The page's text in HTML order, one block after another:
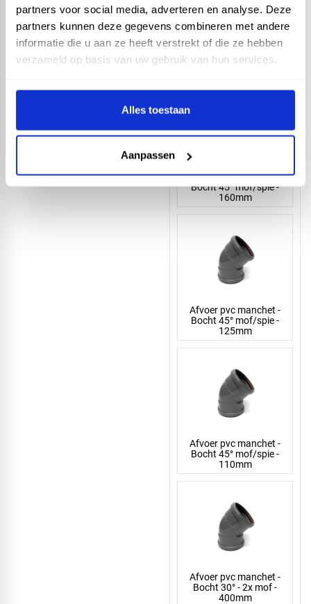
partners voor social media, adverteren en analyse. Deze
partners kunnen deze gegevens combineren met andere
informatie die u aan ze heeft verstrekt of die ze hebben
verzameld op basis van uw gebruik van hun services.
Alles toestaan
Aanpassen
Afvoer pvc manchet -
Bocht 45° mof/spie -
200mm
Afvoer pvc manchet -
Bocht 45° mof/spie -
160mm
Afvoer pvc manchet -
Bocht 45° mof/spie -
125mm
Afvoer pvc manchet -
Bocht 45° mof/spie -
110mm
Afvoer pvc manchet -
Bocht 30° - 2x mof -
400mm